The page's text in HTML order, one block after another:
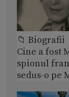
📁 Biografii
Cine a fost
spionul
sedus-o pe